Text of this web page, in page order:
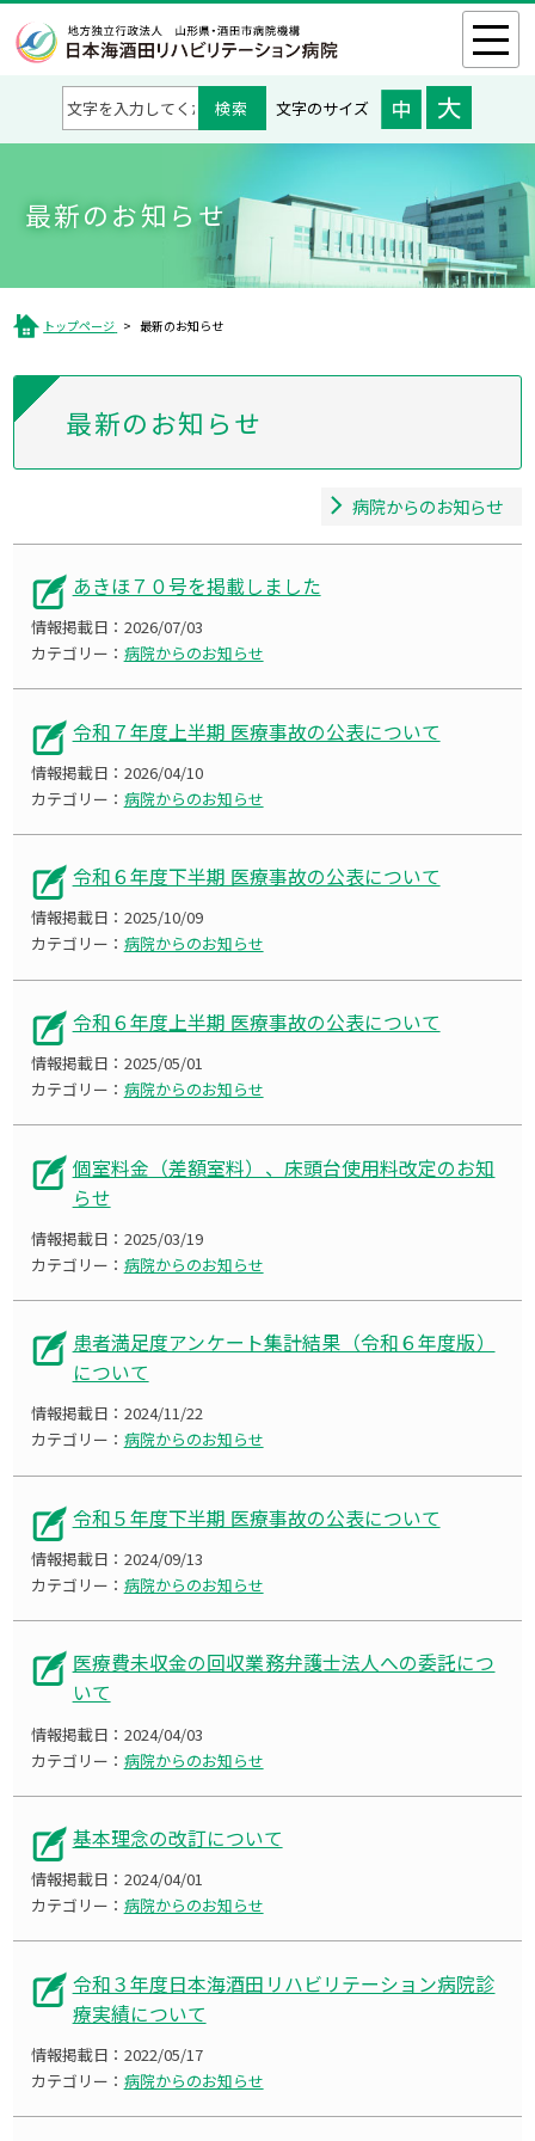
文字のサイズ
最新のお知らせ
トップページ 最新のお知らせ
最新のお知らせ
病院からのお知らせ
あきほ７０号を掲載しました
情報掲載日： 2026/07/03
カテゴリー： 病院からのお知らせ
令和７年度上半期 医療事故の公表について
情報掲載日： 2026/04/10
カテゴリー： 病院からのお知らせ
令和６年度下半期 医療事故の公表について
情報掲載日： 2025/10/09
カテゴリー： 病院からのお知らせ
令和６年度上半期 医療事故の公表について
情報掲載日： 2025/05/01
カテゴリー： 病院からのお知らせ
個室料金（差額室料）、床頭台使用料改定のお知
らせ
情報掲載日： 2025/03/19
カテゴリー： 病院からのお知らせ
患者満足度アンケート集計結果（令和６年度版）
について
情報掲載日： 2024/11/22
カテゴリー： 病院からのお知らせ
令和５年度下半期 医療事故の公表について
情報掲載日： 2024/09/13
カテゴリー： 病院からのお知らせ
医療費未収金の回収業務弁護士法人への委託につ
いて
情報掲載日： 2024/04/03
カテゴリー： 病院からのお知らせ
基本理念の改訂について
情報掲載日： 2024/04/01
カテゴリー： 病院からのお知らせ
令和３年度日本海酒田リハビリテーション病院診
療実績について
情報掲載日： 2022/05/17
カテゴリー： 病院からのお知らせ